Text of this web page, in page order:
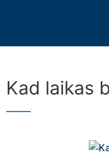
Kad laikas